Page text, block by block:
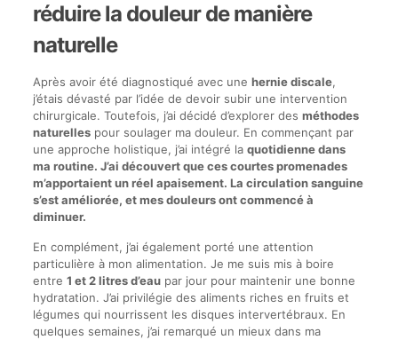
réduire la douleur de manière
naturelle
Après avoir été diagnostiqué avec une hernie discale,
j’étais dévasté par l’idée de devoir subir une intervention
chirurgicale. Toutefois, j’ai décidé d’explorer des méthodes
naturellespour soulager ma douleur. En commençant par
une approche holistique, j’ai intégré la quotidienne dans
ma routine. J’ai découvert que ces courtes promenades
m’apportaient un réel apaisement. La circulation sanguine
s’est améliorée, et mes douleurs ont commencé à
diminuer.
En complément, j’ai également porté une attention
particulière à mon alimentation. Je me suis mis à boire
entre 1 et 2 litres d’eaupar jour pour maintenir une bonne
hydratation. J’ai privilégie des aliments riches en fruits et
légumes qui nourrissent les disques intervertébraux. En
quelques semaines, j’ai remarqué un mieux dans ma